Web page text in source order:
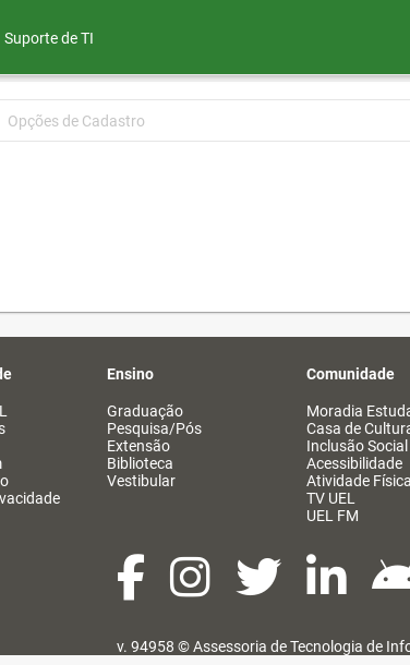
Suporte de TI
Opções de Cadastro
Ensino
Graduação
Pesquisa/Pós
Extensão
Biblioteca
Vestibular
Comunidade
Moradia
Casa de
Inclusão Social
Acessibilidade
Atividade Física
TV UEL
UEL FM
v. 94958 ©Assessoria de Tecnologia de